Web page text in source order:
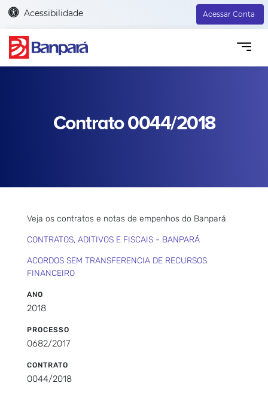
Acessibilidade Acessar Conta
Contrato 0044/2018
Veja os contratos e notas de empenhos do Banpará
CONTRATOS, ADITIVOS E FISCAIS - BANPARÁ
ACORDOS SEM TRANSFERENCIA DE RECURSOS
FINANCEIRO
ANO
2018
PROCESSO
0682/2017
CONTRATO
0044/2018